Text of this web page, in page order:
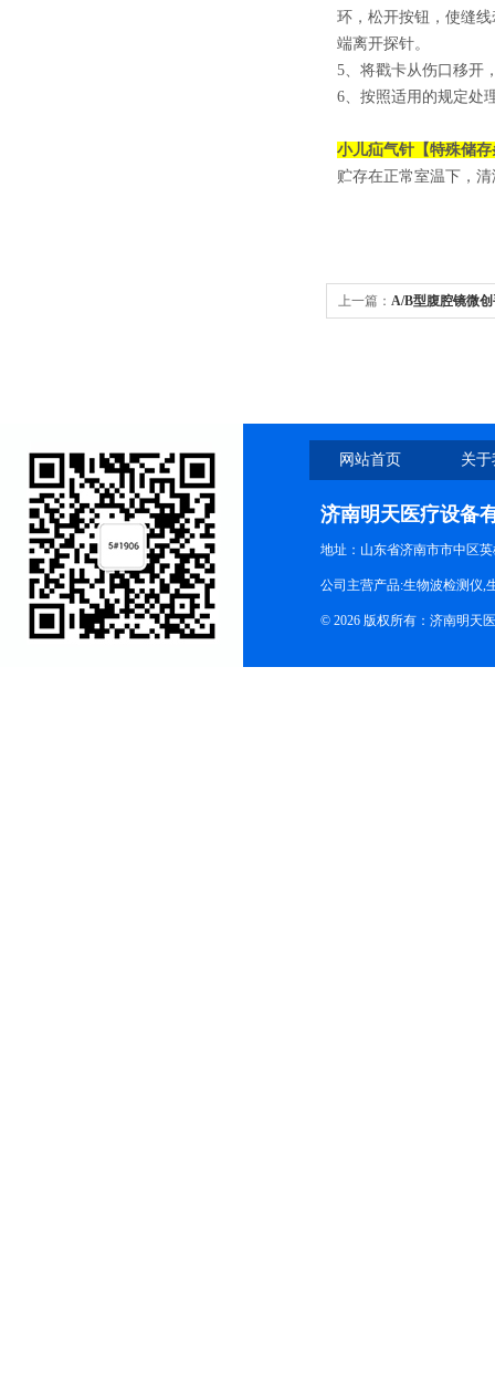
环，松开按钮，使缝
端离开探针。
5、将戳卡从伤口移开
6、按照适用的规定处
小儿疝气针 【特殊储
贮存在正常室温下，
上一篇： A/B型腹腔镜微
网站首页 关
济南明天医疗设备
地址：山东省济南市市中区
公司主营产品:生物波检测仪,
© 2026 版权所有：济南明天